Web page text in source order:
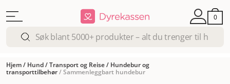
0
Hjem/ Hund/Transport og Reise/ Hundebur og
transporttilbehør/Sammenleggbart hundebur